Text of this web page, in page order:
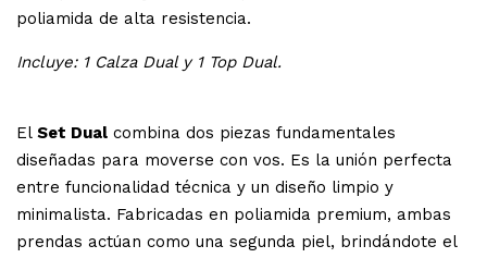
poliamida de alta resistencia.
Incluye: 1 Calza Dual y 1 Top Dual.
El Set Dual combina dos piezas fundamentales
diseñadas para moverse con vos. Es la unión perfecta
entre funcionalidad técnica y un diseño limpio y
minimalista. Fabricadas en poliamida premium, ambas
prendas actúan como una segunda piel, brindándote el